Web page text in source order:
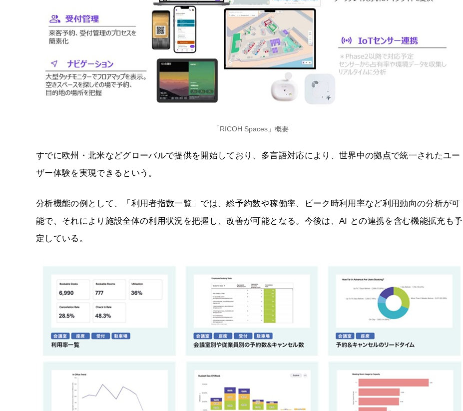
「RICOH Spaces」概要
すでに欧州・北米などグローバルで提供を開始しており、多言語対応により、世界中の拠点で統一されたユー
ザー体験を実現できるという。
分析機能の例として、「利用者指数一覧」では、総予約数や稼働率、ピーク時利用率など利用動向の分析が可
能で、それにより施設全体の利用状況を把握し、改善が可能となる。今後は、AI との連携を含む機能拡充も予
定している。